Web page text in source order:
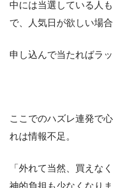
中には当選している人
で、人気日が欲しい場
申し込んで当たればラ
ここでのハズレ連発で
れは情報不足。
「外れて当然、買えな